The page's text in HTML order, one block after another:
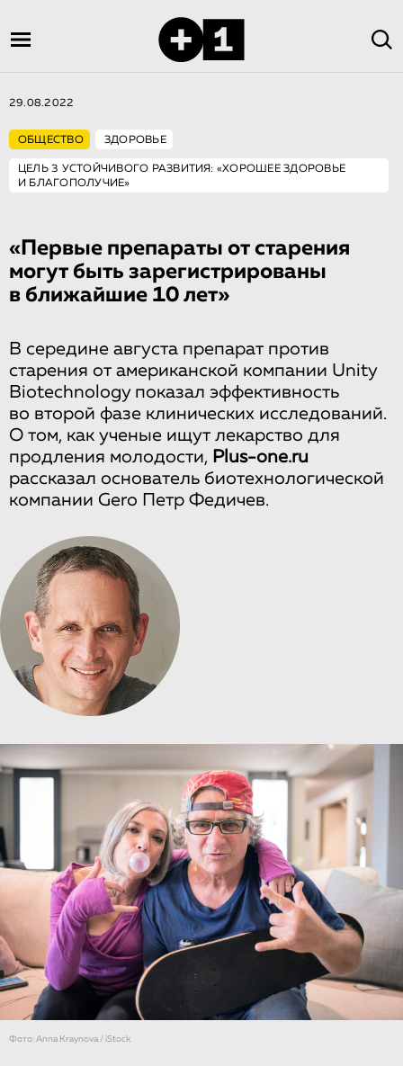
29.08.2022
ОБЩЕСТВО ЗДОРОВЬЕ
ЦЕЛЬ 3 УСТОЙЧИВОГО РАЗВИТИЯ: «ХОРОШЕЕ ЗДОРОВЬЕ
И БЛАГОПОЛУЧИЕ»
«Первые препараты от старения
могут быть зарегистрированы
в ближайшие 10 лет»
В середине августа препарат против
старения от американской компании Unity
Biotechnology показал эффективность
во второй фазе клинических исследований.
О том, как ученые ищут лекарство для
продления молодости, Plus-one.ru
рассказал основатель биотехнологической
компании Gero Петр Федичев.
Фото: Anna Kraynova / iStock